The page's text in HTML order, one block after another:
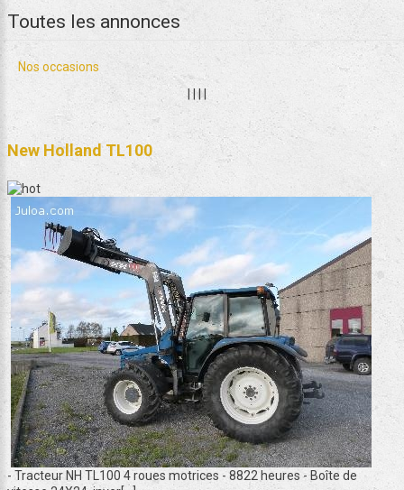
Toutes les annonces
Nos occasions
|||
New Holland TL100
- Tracteur NH TL100 4 roues motrices - 8822 heures - Boîte de